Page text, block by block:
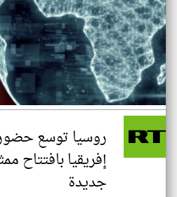
روسيا توسع
جديدة